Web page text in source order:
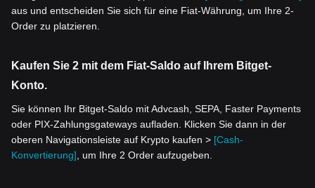
aus und entscheiden Sie sich für eine Fiat-Währung, um Ihre 2-
Order zu platzieren.
Kaufen Sie 2 mit dem Fiat-Saldo auf Ihrem Bitget-
Konto.
Sie können Ihr Bitget-Saldo mit Advcash, SEPA, Faster Payments
oder PIX-Zahlungsgateways aufladen. Klicken Sie dann in der
oberen Navigationsleiste auf Krypto kaufen > [Cash-
Konvertierung], um Ihre 2 Order aufzugeben.